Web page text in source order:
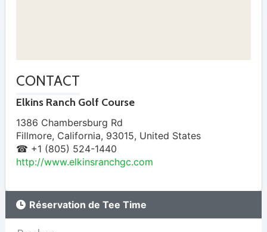
CONTACT
Elkins Ranch Golf Course
1386 Chambersburg Rd
Fillmore, California, 93015, United States
☎ +1 (805) 524-1440
http://www.elkinsranchgc.com
Réservation de Tee Time